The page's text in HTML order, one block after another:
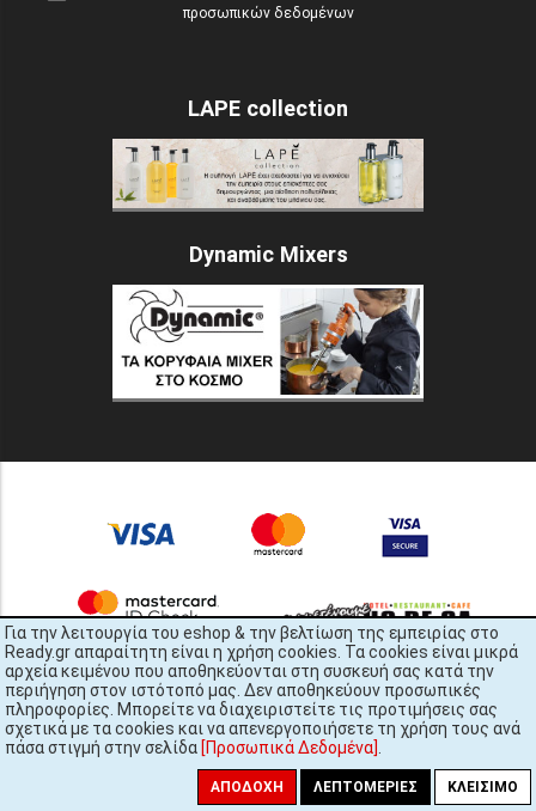
Για την λειτουργία του eshop & την βελτίωση της εμπειρίας στο
Ready.gr απαραίτητη είναι η χρήση cookies. Τα cookies είναι μικρά
αρχεία κειμένου που αποθηκεύονται στη συσκευή σας κατά την
περιήγηση στον ιστότοπό μας. Δεν αποθηκεύουν προσωπικές
πληροφορίες. Μπορείτε να διαχειριστείτε τις προτιμήσεις σας
σχετικά με τα cookies και να απενεργοποιήσετε τη χρήση τους ανά
πάσα στιγμή στην σελίδα [Προσωπικά Δεδομένα]
ΑΠΟΔΟΧΉ ΛΕΠΤΟΜΈΡΙΕΣ ΚΛΕΊΣΙΜΟ
προσωπικών δεδομένων
LAPE collection
Dynamic Mixers
READY.gr © 2022 | All Rights Reserved
448x3145